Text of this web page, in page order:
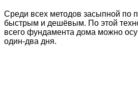
Среди всех методов засыпной по
быстрым и дешёвым. По этой
всего фундамента дома можно
один-два дня.